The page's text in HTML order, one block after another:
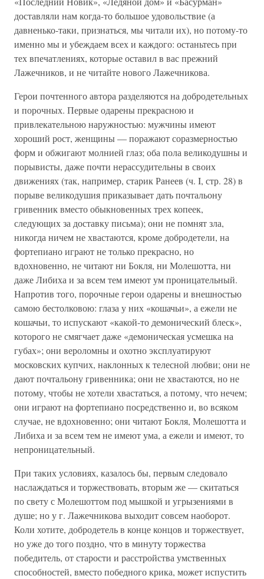
доставляли нам когда-то большое удовольствие (а
давненько-таки, признаться, мы читали их), но потому-то
именно мы и убеждаем всех и каждого: останьтесь при
тех впечатлениях, которые оставил в вас прежний
Лажечников, и не читайте нового Лажечникова.
Герои почтенного автора разделяются на добродетельных
и порочных. Первые одарены прекрасною и
привлекательною наружностью: мужчины имеют
хороший рост, женщины — поражают соразмерностью
форм и обжигают молнией глаз; оба пола великодушны и
порывисты, даже почти нерассудительны в своих
движениях (так, например, старик Ранеев (ч. I, стр. 28) в
порыве великодушия приказывает дать почтальону
гривенник вместо обыкновенных трех копеек,
следующих за доставку письма); они не помнят зла,
никогда ничем не хвастаются, кроме добродетели, на
фортепиано играют не только прекрасно, но
вдохновенно, не читают ни Бокля, ни Молешотта, ни
даже Либиха и за всем тем имеют ум проницательный.
Напротив того, порочные герои одарены и внешностью
самою бестолковою: глаза у них «кошачьи», а ежели не
кошачьи, то испускают «какой-то демонический блеск»,
которого не смягчает даже «демоническая усмешка на
губах»; они вероломны и охотно эксплуатируют
московских купчих, наклонных к телесной любви; они не
дают почтальону гривенника; они не хвастаются, но не
потому, чтобы не хотели хвастаться, а потому, что нечем;
они играют на фортепиано посредственно и, во всяком
случае, не вдохновенно; они читают Бокля, Молешотта и
Либиха и за всем тем не имеют ума, а ежели и имеют, то
непроницательный.
При таких условиях, казалось бы, первым следовало
наслаждаться и торжествовать, вторым же — скитаться
по свету с Молешоттом под мышкой и угрызениями в
душе; но у г. Лажечникова выходит совсем наоборот.
Коли хотите, добродетель в конце концов и торжествует,
но уже до того поздно, что в минуту торжества
победитель, от старости и расстройства умственных
способностей, вместо победного крика, может испустить